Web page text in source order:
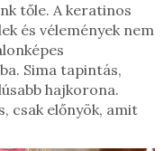
tőle. A keratinos
és vélemények nem
Sima tapintás,
hajkorona.
csak előnyök, amit